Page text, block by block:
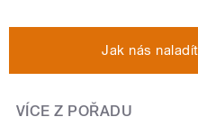
Jak nás
VÍCE Z POŘADU